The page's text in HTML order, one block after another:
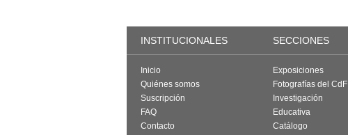
INSTITUCIONALES SECCIONES
Inicio
Quiénes somos
Suscripción
FAQ
Contacto
Exposiciones
Fotografías del CdF
Investigación
Educativa
Catálogo